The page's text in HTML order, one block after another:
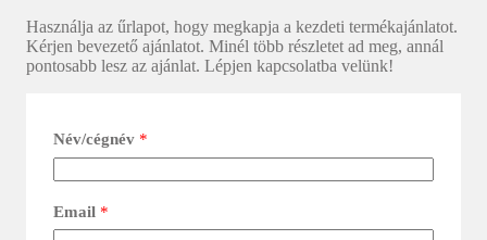
Használja az űrlapot, hogy megkapja a kezdeti termékajánlatot.
Kérjen bevezető ajánlatot. Minél több részletet ad meg, annál
pontosabb lesz az ajánlat. Lépjen kapcsolatba velünk!
Név/cégnév *
Email *